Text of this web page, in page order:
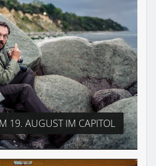
19. AUGUST IM CAPITOL